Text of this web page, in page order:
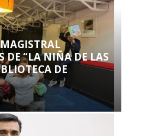
DE “LA NIÑA DE LAS
DE